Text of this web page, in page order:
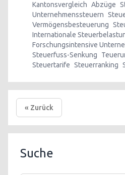
Kantonsvergleich Abzüge
Unternehmenssteuern
Vermögensbesteuerung
Internationale
Forschungsintensive
Steuerfuss-Senkung
Steuertarife Steuerranking
« Zurück
Suche